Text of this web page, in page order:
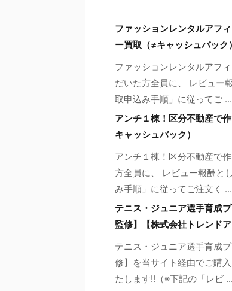
ファッションレンタルアフ
ー買取（≠キャッシュバック）
ファッションレンタルアフ
だいた方全員に、 レビュー
取申込み手順」に従ってご ...
アンチ１棟！区分不動産で
キャッシュバック）
アンチ１棟！区分不動産で
方全員に、 レビュー報酬と
み手順」に従ってご注文く ...
テニス・ジュニア選手育
監修】【株式会社トレンド
テニス・ジュニア選手育
修】を当サイト経由でご購
たします!!（※下記の「レビ ...